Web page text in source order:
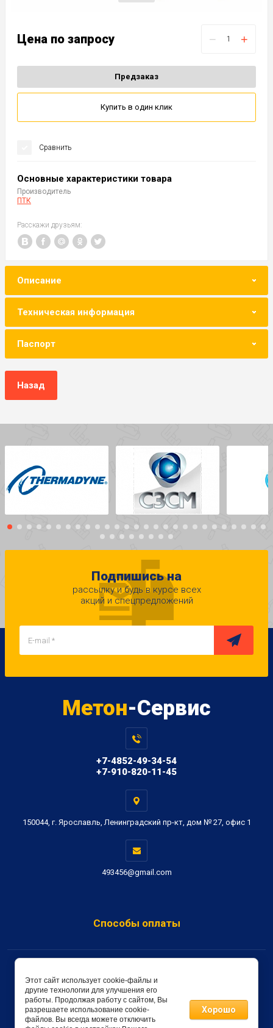
Цена по запросу − +
Предзаказ
Купить в один клик
Сравнить
Основные характеристики товара
Производитель
ПТК
Расскажи друзьям:
Описание
Техническая информация
Паспорт
Назад
Подпишись на
рассылку и будь в курсе всех
акций и спецпредложений
Метон-Сервис
+7-4852-49-34-54
+7-910-820-11-45
150044, г. Ярославль, Ленинградский пр-кт, дом № 27, офис 1
493456@gmail.com
Способы оплаты
Copyright © 2019 - 2026 Метон-Сервис
создать интернет магазин
Этот сайт использует cookie-файлы и
другие технологии для улучшения его
работы. Продолжая работу с сайтом, Вы
разрешаете использование cookie-
файлов. Вы всегда можете отключить
Хорошо